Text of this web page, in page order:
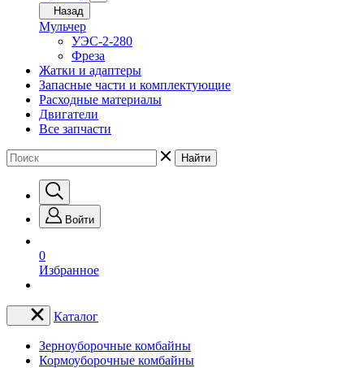
Назад
Мульчер
УЭС-2-280
Фреза
Жатки и адаптеры
Запасные части и комплектующие
Расходные материалы
Двигатели
Все запчасти
Найти
Войти
0
Избранное
Каталог
Зерноуборочные комбайны
Кормоуборочные комбайны